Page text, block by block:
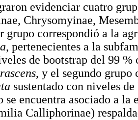
evidenciar cuatro
Chrysomyinae,
grupo correspondió a la
, pertenecientes a la
de bootstrap del 99 %
, y el segundo grupo
sustentado con niveles
se encuentra asociado a la
Calliphorinae)